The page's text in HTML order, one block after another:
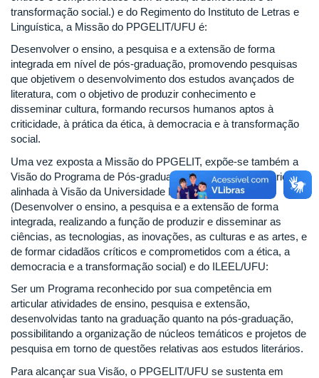
transformação social.) e do Regimento do Instituto de Letras e
Linguística, a Missão do PPGELIT/UFU é:
Desenvolver o ensino, a pesquisa e a extensão de forma
integrada em nível de pós-graduação, promovendo pesquisas
que objetivem o desenvolvimento dos estudos avançados de
literatura, com o objetivo de produzir conhecimento e
disseminar cultura, formando recursos humanos aptos à
criticidade, à prática da ética, à democracia e à transformação
social.
Uma vez exposta a Missão do PPGELIT, expõe-se também a
Visão do Programa de Pós-graduação em Estudos Literários,
alinhada à Visão da Universidade Federal de Uberlândia
(Desenvolver o ensino, a pesquisa e a extensão de forma
integrada, realizando a função de produzir e disseminar as
ciências, as tecnologias, as inovações, as culturas e as artes, e
de formar cidadãos críticos e comprometidos com a ética, a
democracia e a transformação social) e do ILEEL/UFU:
Ser um Programa reconhecido por sua competência em
articular atividades de ensino, pesquisa e extensão,
desenvolvidas tanto na graduação quanto na pós-graduação,
possibilitando a organização de núcleos temáticos e projetos de
pesquisa em torno de questões relativas aos estudos literários.
Para alcançar sua Visão, o PPGELIT/UFU se sustenta em